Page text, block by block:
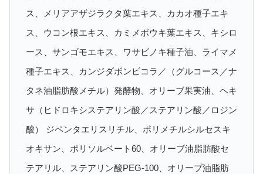
ス、メリアアザジラクタ葉エキス、カカオ種子エキ
ス、ウコン根エキス、カミメボウキ葉エキス、キシロ
ース、サンゴモエキス、ワサビノキ種子油、ライマメ
種子エキス、カンジダボンビコラ／（グルコース／ナ
タネ油脂肪酸メチル）発酵物、オリーブ果実油、ヘキ
サ（ヒドロキシステアリン酸／ステアリン酸／ロジン
酸） ジペンタエリスリチル、ポリメチルシルセスキ
オキサン、ポリソルベート60、オリーブ油脂肪酸セ
テアリル、ステアリン酸PEG-100、オリーブ油脂肪